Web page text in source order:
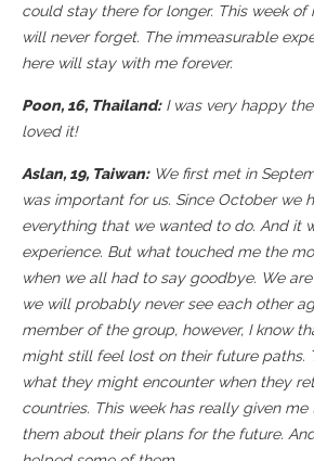
could stay there for longer. This week of
will never forget. The immeasurable
here will stay with me forever.
Poon, 16, Thailand:I was very happy
loved it!
Aslan, 19, Taiwan:We first met in
was important for us. Since October we
everything that we wanted to do. And it
experience. But what touched me the
when we all had to say goodbye. We
we will probably never see each other
member of the group, however, I know
might still feel lost on their future paths.
what they might encounter when they
countries. This week has really given
them about their plans for the future.